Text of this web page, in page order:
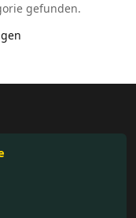
gefunden.